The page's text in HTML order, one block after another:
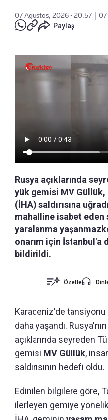
07 Ağustos, 2026 - 20:57
07
Paylaş
Rusya açıklarında
yük gemisi MV Güllük,
(İHA) saldırısına
mahalline isabet eden
yaralanma
onarım için İstanbul'a
bildirildi.
Özetle
Karadeniz'de
daha yaşandı.
açıklarında seyreden
gemisi MV Güllük,
saldırısının hedefi oldu.
Edinilen bilgilere göre,
ilerleyen gemiye